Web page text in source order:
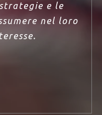
e le
nel loro